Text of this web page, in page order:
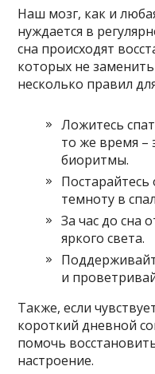
Наш мозг, как и
нуждается в
сна происходят
которых не
несколько правил
Ложитесь
то же время –
биоритмы.
темноту в
За час до сна
яркого света.
и
Также, если
короткий дневной
помочь
настроение.